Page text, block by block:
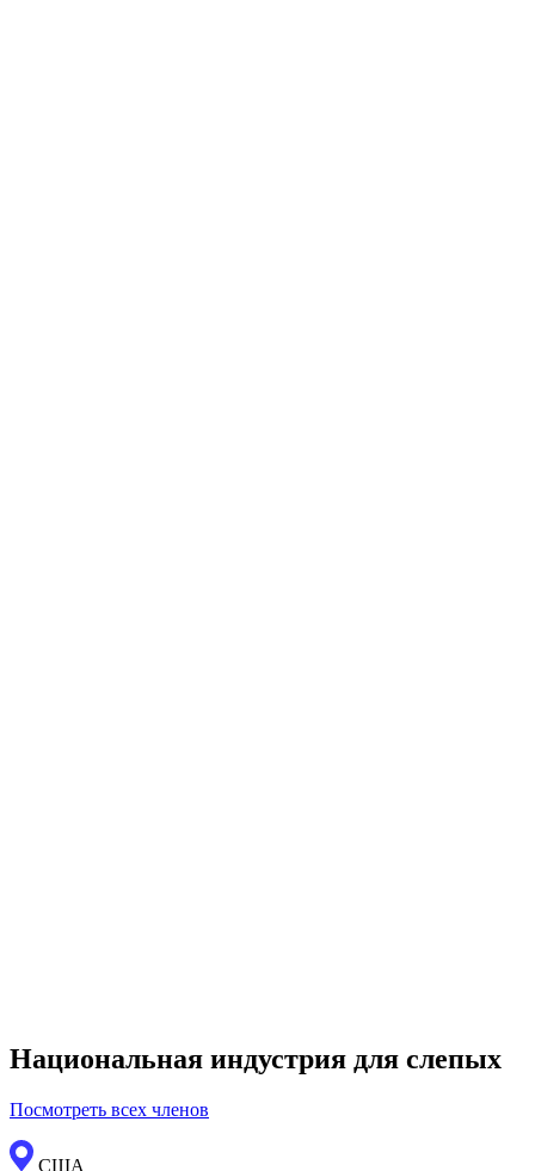
Национальная индустрия для слепых
Посмотреть всех членов
США